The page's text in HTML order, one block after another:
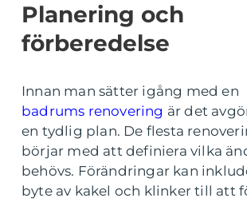
Planering och
förberedelse
Innan man sätter igång med en
badrums renovering är det
en tydlig plan. De flesta
börjar med att definiera vilka
behövs. Förändringar kan
byte av kakel och klinker till att